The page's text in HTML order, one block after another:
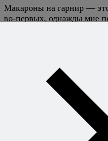
Макароны на гарнир —
во-первых, однажды мне
Корнеплоды
Помимо картофеля, есть
корнеплодов —
просто морковка. Все они
готовятся очень просто